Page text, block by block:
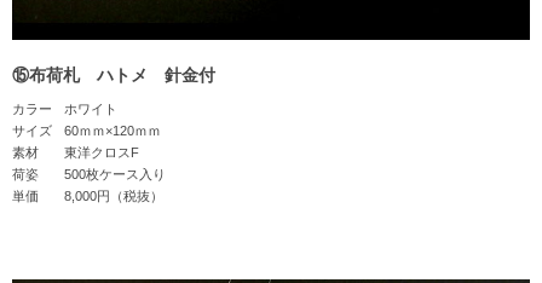
⑮布荷札 ハトメ 針金付
カラー
ホワイト
サイズ
60ｍｍ×120ｍｍ
素材
東洋クロスF
荷姿
500枚ケース入り
単価
8,000円（税抜）